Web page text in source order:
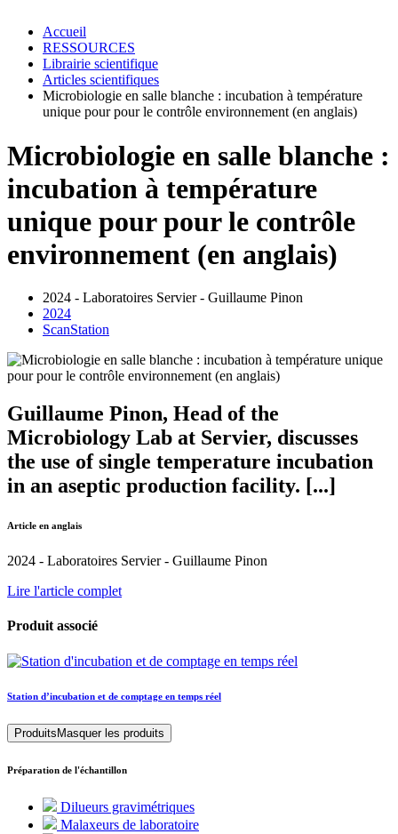
Accueil
RESSOURCES
Librairie scientifique
Articles scientifiques
Microbiologie en salle blanche : incubation à température
unique pour pour le contrôle environnement (en anglais)
Microbiologie en salle blanche :
incubation à température
unique pour pour le contrôle
environnement (en anglais)
2024 - Laboratoires Servier - Guillaume Pinon
2024
ScanStation
Guillaume Pinon, Head of the
Microbiology Lab at Servier, discusses
the use of single temperature incubation
in an aseptic production facility. [...]
Article en anglais
2024 - Laboratoires Servier - Guillaume Pinon
Lire l'article complet
Produit associé
Station d’incubation et de comptage en temps réel
Produits Masquer les produits
Préparation de l'échantillon
Dilueurs gravimétriques
Malaxeurs de laboratoire